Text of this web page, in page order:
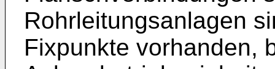
Rohrleitungsanlagen
Fixpunkte vorhanden,